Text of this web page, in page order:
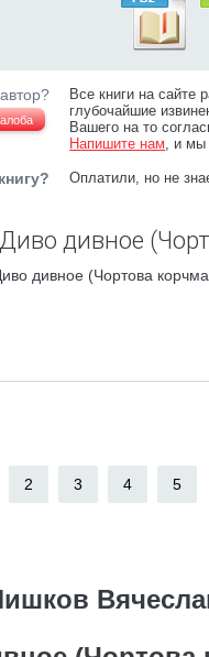
Все книги на сайте
глубочайшие
Вашего на то
Напишите нам, и мы
Оплатили, но не
дивное
дивное (Чортова
2 3 4 5